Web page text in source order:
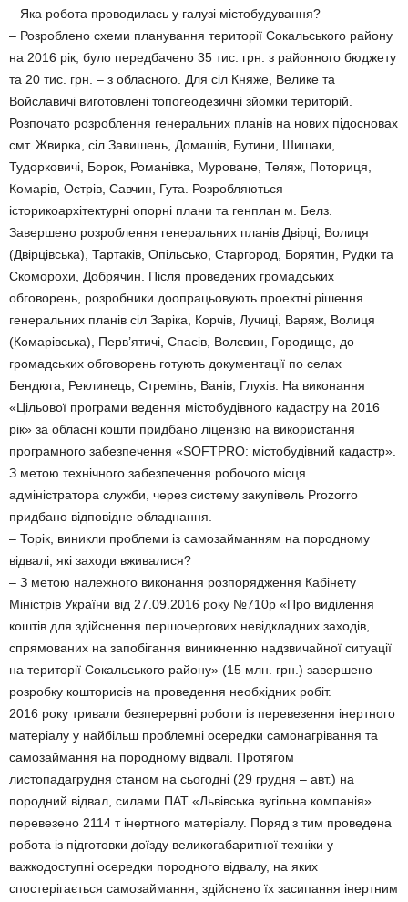
– Яка робота проводилась у галузі містобудування?
– Розроблено схеми планування території Сокальського району
на 2016 рік, було передбачено 35 тис. грн. з районного бюджету
та 20 тис. грн. – з обласного. Для сіл Княже, Велике та
Войславичі виготовлені топогеодезичні зйомки територій.
Розпочато розроблення генеральних планів на нових підосновах
смт. Жвирка, сіл Завишень, Домашів, Бутини, Шишаки,
Тудорковичі, Борок, Романівка, Муроване, Теляж, Поториця,
Комарів, Острів, Савчин, Гута. Розробляються
історикоархітектурні опорні плани та генплан м. Белз.
Завершено розроблення генеральних планів Двірці, Волиця
(Двірцівська), Тартаків, Опільсько, Старгород, Борятин, Рудки та
Скоморохи, Добрячин. Після проведених громадських
обговорень, розробники доопрацьовують проектні рішення
генеральних планів сіл Заріка, Корчів, Лучиці, Варяж, Волиця
(Комарівська), Перв’ятичі, Спасів, Волсвин, Городище, до
громадських обговорень готують документації по селах
Бендюга, Реклинець, Стремінь, Ванів, Глухів. На виконання
«Цільової програми ведення містобудівного кадастру на 2016
рік» за обласні кошти придбано ліцензію на використання
програмного забезпечення «SOFTPRO: містобудівний кадастр».
З метою технічного забезпечення робочого місця
адміністратора служби, через систему закупівель Prozorro
придбано відповідне обладнання.
– Торік, виникли проблеми із самозайманням на породному
відвалі, які заходи вживалися?
– З метою належного виконання розпорядження Кабінету
Міністрів України від 27.09.2016 року №710р «Про виділення
коштів для здійснення першочергових невідкладних заходів,
спрямованих на запобігання виникненню надзвичайної ситуації
на території Сокальського району» (15 млн. грн.) завершено
розробку кошторисів на проведення необхідних робіт.
2016 року тривали безперервні роботи із перевезення інертного
матеріалу у найбільш проблемні осередки самонагрівання та
самозаймання на породному відвалі. Протягом
листопадагрудня станом на сьогодні (29 грудня – авт.) на
породний відвал, силами ПАТ «Львівська вугільна компанія»
перевезено 2114 т інертного матеріалу. Поряд з тим проведена
робота із підготовки доїзду великогабаритної техніки у
важкодоступні осередки породного відвалу, на яких
спостерігається самозаймання, здійснено їх засипання інертним